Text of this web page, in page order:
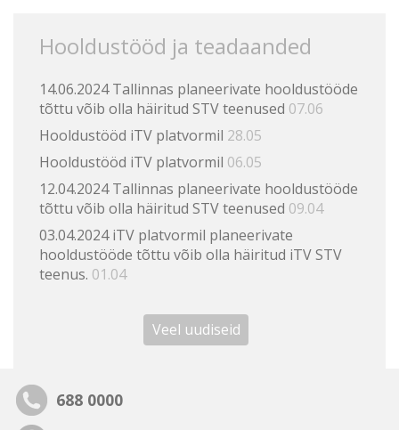
Hooldustööd ja teadaanded
14.06.2024 Tallinnas planeerivate hooldustööde
tõttu võib olla häiritud STV teenused 07.06
Hooldustööd iTV platvormil 28.05
Hooldustööd iTV platvormil 06.05
12.04.2024 Tallinnas planeerivate hooldustööde
tõttu võib olla häiritud STV teenused 09.04
03.04.2024 iTV platvormil planeerivate
hooldustööde tõttu võib olla häiritud iTV STV
teenus. 01.04
Veel uudiseid
688 0000